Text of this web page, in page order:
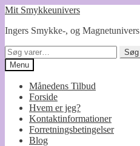
Spring
navigation
Spring
indhold
Mit Smykkeunivers
Ingers Smykke-, og Magnetunivers
Søg
efter:
Søg
Menu
Månedens Tilbud
Forside
Hvem er jeg?
Kontaktinformationer
Forretningsbetingelser
Blog